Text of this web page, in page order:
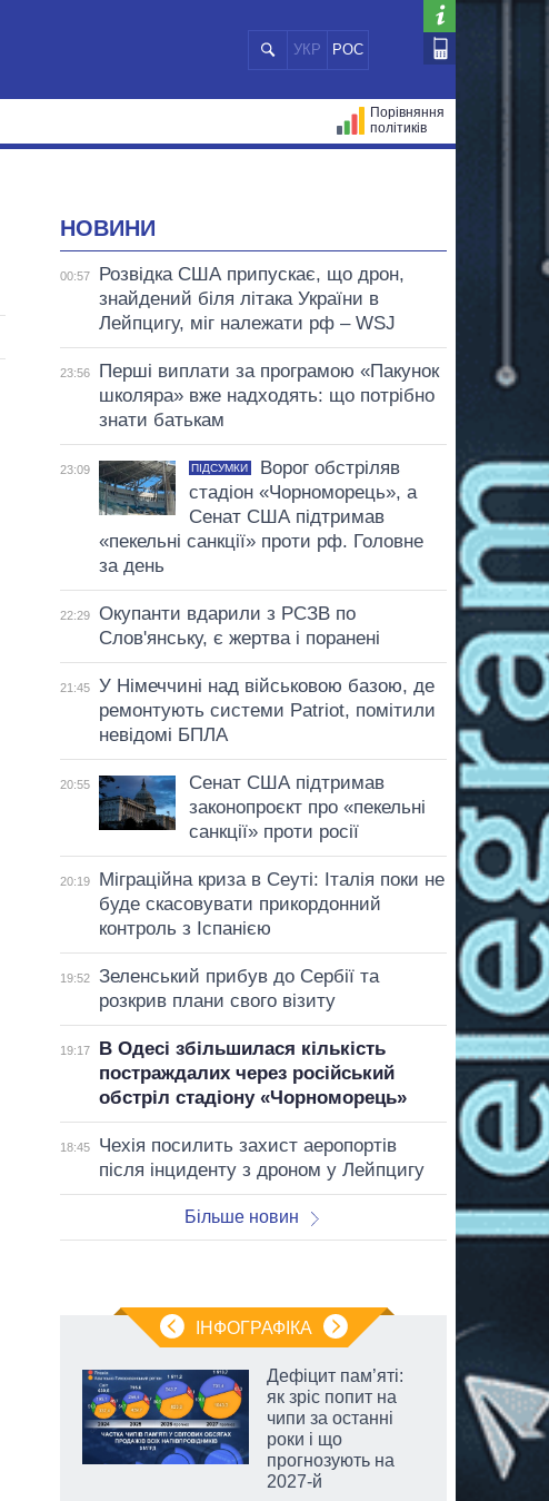
УКР РОС
Порівняння
політиків
НОВИНИ
00:57
Розвідка США припускає, що дрон,
знайдений біля літака України в
Лейпцигу, міг належати рф – WSJ
23:56
Перші виплати за програмою «Пакунок
школяра» вже надходять: що потрібно
знати батькам
23:09 ПІДСУМКИ
Ворог обстріляв
стадіон «Чорноморець», а
Сенат США підтримав
«пекельні санкції» проти рф. Головне
за день
22:29
Окупанти вдарили з РСЗВ по
Слов'янську, є жертва і поранені
21:45
У Німеччині над військовою базою, де
ремонтують системи Patriot, помітили
невідомі БПЛА
20:55
Сенат США підтримав
законопроєкт про «пекельні
санкції» проти росії
20:19
Міграційна криза в Сеуті: Італія поки не
буде скасовувати прикордонний
контроль з Іспанією
19:52
Зеленський прибув до Сербії та
розкрив плани свого візиту
19:17
В Одесі збільшилася кількість
постраждалих через російський
обстріл стадіону «Чорноморець»
18:45
Чехія посилить захист аеропортів
після інциденту з дроном у Лейпцигу
Більше новин
ІНФОГРАФІКА
Дефіцит пам’яті:
як зріс попит на
чипи за останні
роки і що
прогнозують на
2027-й